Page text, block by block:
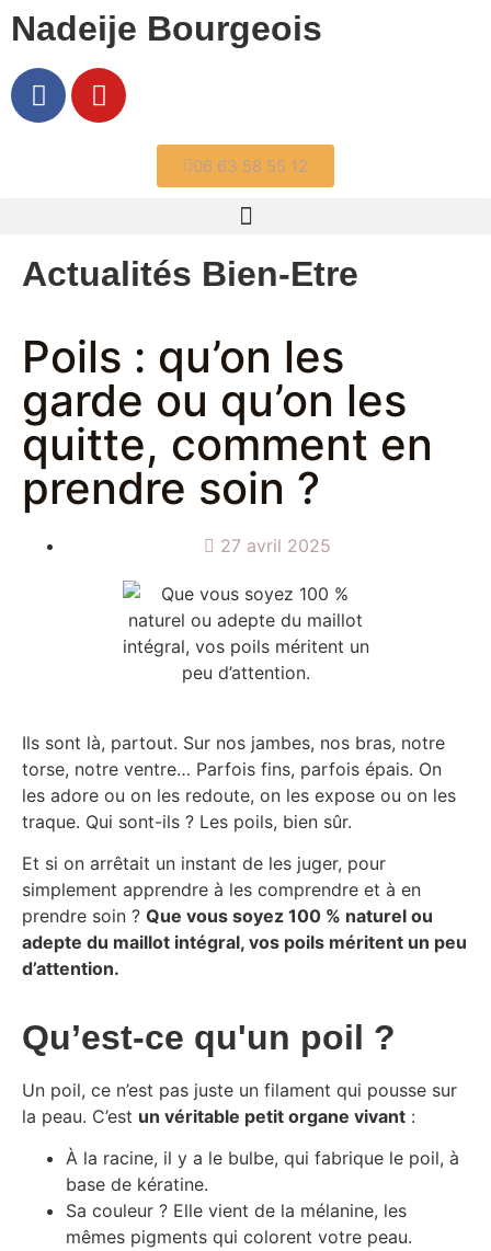
Nadeije Bourgeois
06 63 58 55 12
Actualités Bien-Etre
Poils : qu’on les
garde ou qu’on les
quitte, comment en
prendre soin ?
27 avril 2025
Ils sont là, partout. Sur nos jambes, nos bras, notre
torse, notre ventre… Parfois fins, parfois épais. On
les adore ou on les redoute, on les expose ou on les
traque. Qui sont-ils ? Les poils, bien sûr.
Et si on arrêtait un instant de les juger, pour
simplement apprendre à les comprendre et à en
prendre soin ? Que vous soyez 100 % naturel ou
adepte du maillot intégral, vos poils méritent un peu
d’attention.
Qu’est-ce qu'un poil ?
Un poil, ce n’est pas juste un filament qui pousse sur
la peau. C’est un véritable petit organe vivant :
À la racine, il y a le bulbe, qui fabrique le poil, à
base de kératine.
Sa couleur ? Elle vient de la mélanine, les
mêmes pigments qui colorent votre peau.